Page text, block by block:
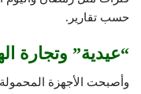
حسب تقارير.
“عيدية” وتجارة